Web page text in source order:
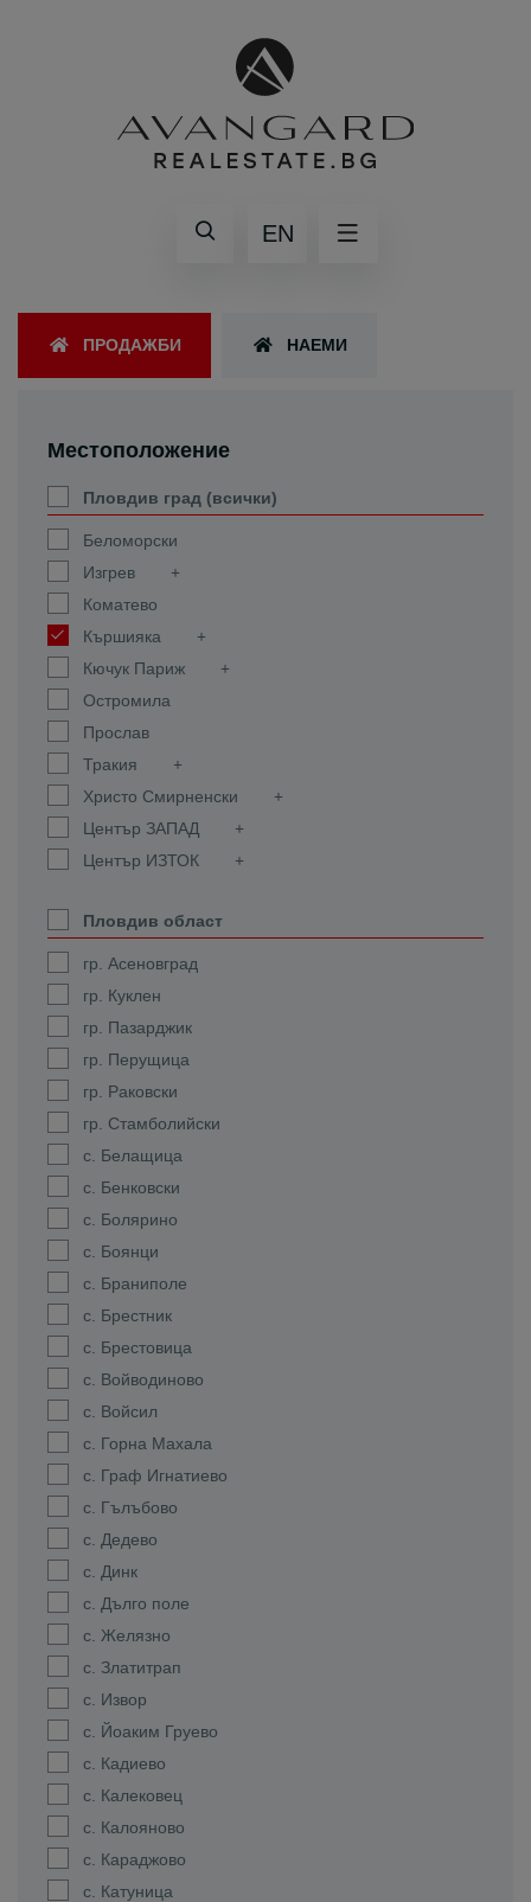
EN
ПРОДАЖБИ НАЕМИ
Местоположение
Пловдив град (всички)
Беломорски
Изгрев
Коматево
Кършияка
Кючук Париж
Остромила
Прослав
Тракия
Христо Смирненски
Център ЗАПАД
Център ИЗТОК
Пловдив област
гр. Асеновград
гр. Куклен
гр. Пазарджик
гр. Перущица
гр. Раковски
гр. Стамболийски
с. Белащица
с. Бенковски
с. Болярино
с. Боянци
с. Браниполе
с. Брестник
с. Брестовица
с. Войводиново
с. Войсил
с. Горна Махала
с. Граф Игнатиево
с. Гълъбово
с. Дедево
с. Динк
с. Дълго поле
с. Желязно
с. Златитрап
с. Извор
с. Йоаким Груево
с. Кадиево
с. Калековец
с. Калояново
с. Караджово
с. Катуница